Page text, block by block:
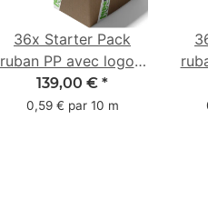
36x Starter Pack
ruban PP avec logo -
1 couleur - 48 mm x
66 m
139,00 € *
0,59 € par 10 m